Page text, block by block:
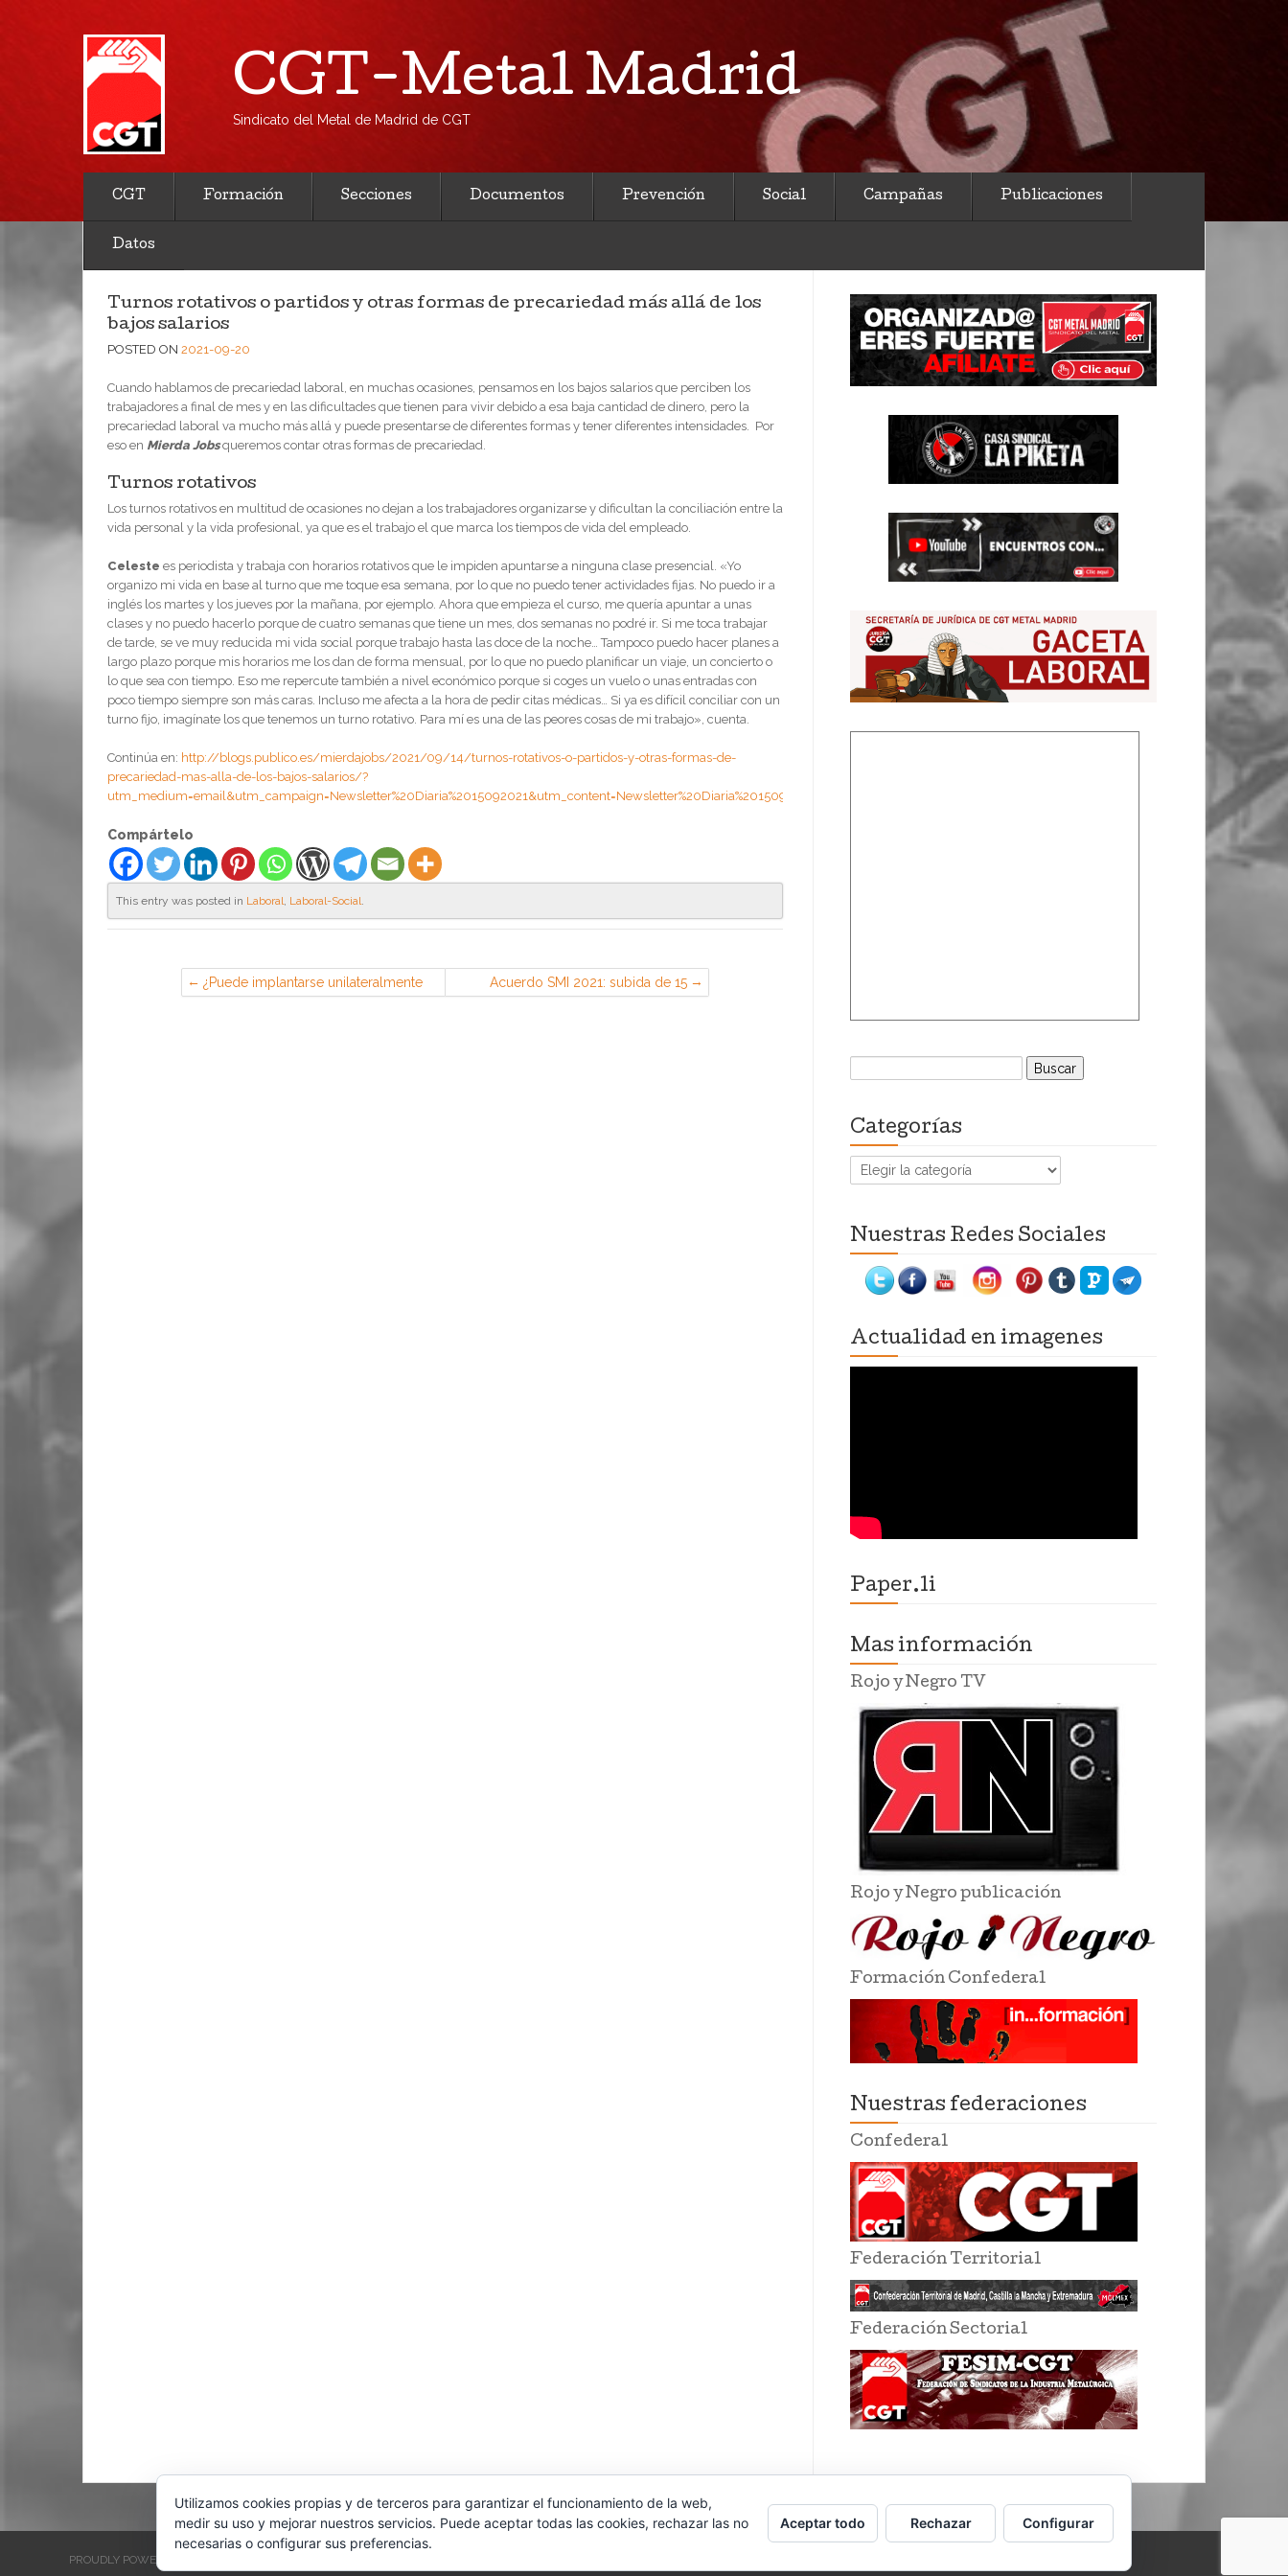
CGT-Metal Madrid
Sindicato del Metal de Madrid de CGT
CGT Formación Secciones Documentos Prevención Social Campañas Publicaciones
Datos
Turnos rotativos o partidos y otras formas de precariedad más allá de los
bajos salarios
POSTED ON 2021-09-20
Cuando hablamos de precariedad laboral, en muchas ocasiones, pensamos en los bajos salarios que perciben los
trabajadores a final de mes y en las dificultades que tienen para vivir debido a esa baja cantidad de dinero, pero la
precariedad laboral va mucho más allá y puede presentarse de diferentes formas y tener diferentes intensidades. Por
eso en Mierda Jobsqueremos contar otras formas de precariedad.
Turnos rotativos
Los turnos rotativos en multitud de ocasiones no dejan a los trabajadores organizarse y dificultan la conciliación entre la
vida personal y la vida profesional, ya que es el trabajo el que marca los tiempos de vida del empleado.
Celeste es periodista y trabaja con horarios rotativos que le impiden apuntarse a ninguna clase presencial. «Yo
organizo mi vida en base al turno que me toque esa semana, por lo que no puedo tener actividades fijas. No puedo ir a
inglés los martes y los jueves por la mañana, por ejemplo. Ahora que empieza el curso, me quería apuntar a unas
clases y no puedo hacerlo porque de cuatro semanas que tiene un mes, dos semanas no podré ir. Si me toca trabajar
de tarde, se ve muy reducida mi vida social porque trabajo hasta las doce de la noche… Tampoco puedo hacer planes a
largo plazo porque mis horarios me los dan de forma mensual, por lo que no puedo planificar un viaje, un concierto o
lo que sea con tiempo. Eso me repercute también a nivel económico porque si coges un vuelo o unas entradas con
poco tiempo siempre son más caras. Incluso me afecta a la hora de pedir citas médicas… Si ya es difícil conciliar con un
turno fijo, imagínate los que tenemos un turno rotativo. Para mí es una de las peores cosas de mi trabajo», cuenta.
Continúa en: http://blogs.publico.es/mierdajobs/2021/09/14/turnos-rotativos-o-partidos-y-otras-formas-de-
precariedad-mas-alla-de-los-bajos-salarios/?
Compártelo
This entry was posted in Laboral, Laboral-Social.
¿Puede implantarse unilateralmente
un sistema de puestos calientes?
Acuerdo SMI 2021: subida de 15
euros al mes con efectos desde el 1
Buscar:
Categorías
Categorías
Nuestras Redes Sociales
Actualidad en imagenes
Paper.li
Mas información
Rojo y Negro TV
Rojo y Negro publicación
Formación Confederal
Nuestras federaciones
Confederal
Federación Territorial
Federación Sectorial
PROUDLY POWERED BY WORDPRESS
Utilizamos cookies propias y de terceros para garantizar el funcionamiento de la web,
medir su uso y mejorar nuestros servicios. Puede aceptar todas las cookies, rechazar las no
necesarias o configurar sus preferencias.
Aceptar todo Rechazar Configurar